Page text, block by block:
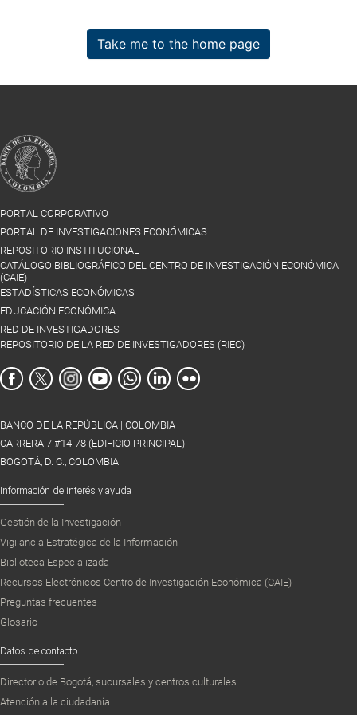
Take me to the home page
PORTAL CORPORATIVO
PORTAL DE INVESTIGACIONES ECONÓMICAS
REPOSITORIO INSTITUCIONAL
CATÁLOGO BIBLIOGRÁFICO DEL CENTRO DE INVESTIGACIÓN ECONÓMICA
(CAIE)
ESTADÍSTICAS ECONÓMICAS
EDUCACIÓN ECONÓMICA
RED DE INVESTIGADORES
REPOSITORIO DE LA RED DE INVESTIGADORES (RIEC)
BANCO DE LA REPÚBLICA | COLOMBIA
CARRERA 7 #14-78 (EDIFICIO PRINCIPAL)
BOGOTÁ, D. C., COLOMBIA
Información de interés y ayuda
Gestión de la Investigación
Vigilancia Estratégica de la Información
Biblioteca Especializada
Recursos Electrónicos Centro de Investigación Económica (CAIE)
Preguntas frecuentes
Glosario
Datos de contacto
Directorio de Bogotá, sucursales y centros culturales
Atención a la ciudadanía